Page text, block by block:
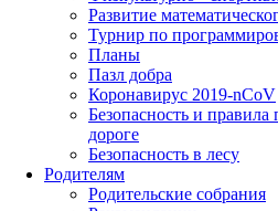
Развитие
Турнир по
Планы
Пазл добра
Коронавирус 2019-nCoV
Безопасность и
дороге
Безопасность в лесу
Родителям
Родительские собрания